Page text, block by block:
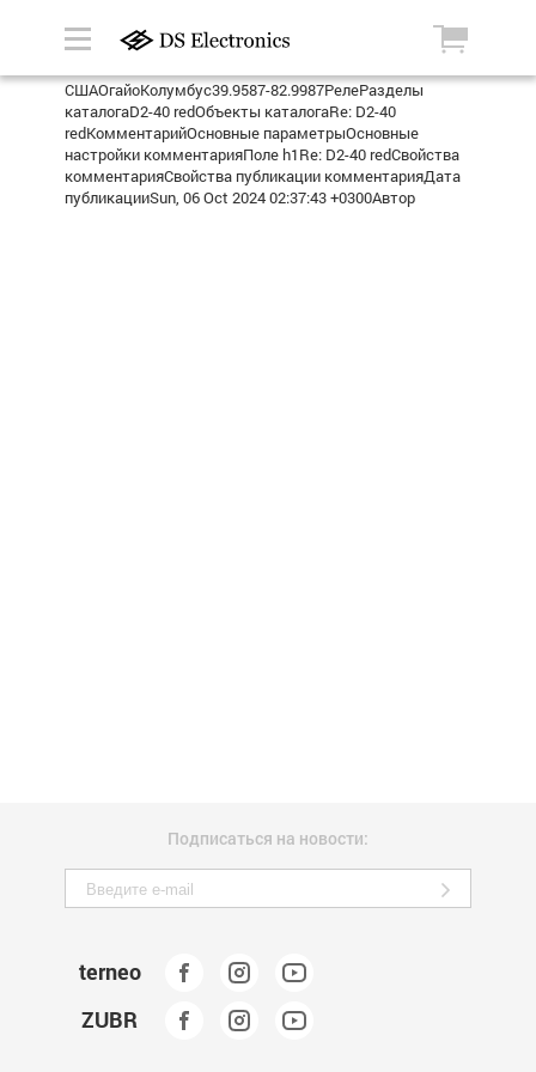
СШАОгайоКолумбус39.9587-82.9987РелеРазделы
каталогаD2-40 redОбъекты каталогаRe: D2-40
redКомментарийОсновные параметрыОсновные
настройки комментарияПоле h1Re: D2-40 redСвойства
комментарияСвойства публикации комментарияДата
публикацииSun, 06 Oct 2024 02:37:43 +0300Автор
Подписаться на новости:
terneo
ZUBR